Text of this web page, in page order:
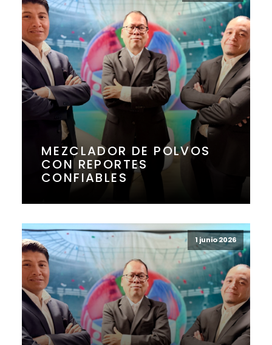
MEZCLADOR DE POLVOS
CON REPORTES
CONFIABLES
1 junio 2026